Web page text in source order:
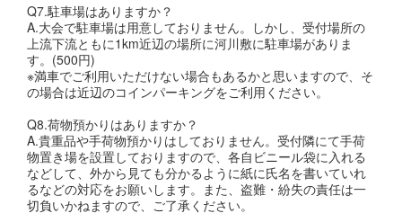
Q7.駐車場はありますか？
A.大会で駐車場は用意しておりません。しかし、受付場所の
上流下流ともに1km近辺の場所に河川敷に駐車場がありま
す。(500円)
※満車でご利用いただけない場合もあるかと思いますので、そ
の場合は近辺のコインパーキングをご利用ください。
Q8.荷物預かりはありますか？
A.貴重品や手荷物預かりはしておりません。受付隣にて手荷
物置き場を設置しておりますので、各自ビニール袋に入れる
などして、外から見ても分かるように紙に氏名を書いていれ
るなどの対応をお願いします。また、盗難・紛失の責任は一
切負いかねますので、ご了承ください。